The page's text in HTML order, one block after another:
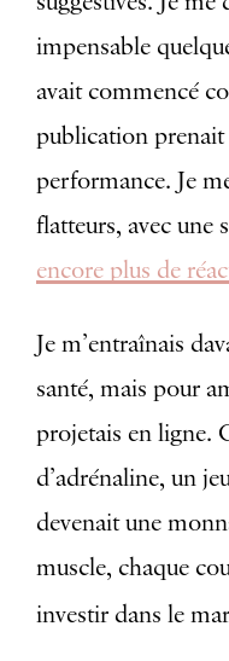
impensable
avait commencé
publication prenait
performance. Je
flatteurs, avec une
encore plus de
Je m’entraînais
santé, mais pour
projetais en ligne.
d’adrénaline, un
devenait une
muscle, chaque
investir dans le